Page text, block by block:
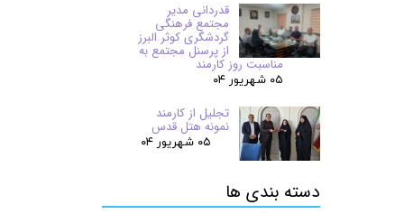
قدردانی مدیر
مجتمع فرهنگی
گردشگری کوثر البرز
از پرسنل مجتمع به
مناسبت روز کارمند
۰۵ شهریور ۰۴
تجلیل از کارمند
نمونه هتل قدس
۰۵ شهریور ۰۴
دسته بندی ها